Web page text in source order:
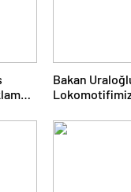
Bakan